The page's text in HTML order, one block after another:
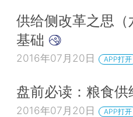
供给侧改革之思
基础
2016年07月20日 APP打开
盘前必读：粮食
2016年07月20日 APP打开